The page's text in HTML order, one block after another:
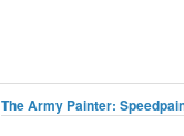
The Army Painter: